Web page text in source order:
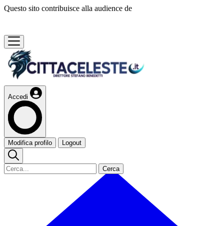
Questo sito contribuisce alla audience de
Accedi
Modifica profilo Logout
Cerca